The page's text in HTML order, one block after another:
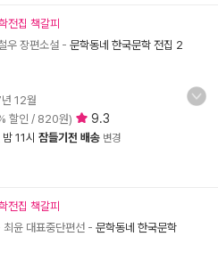
전집 책갈피
우 장편소설 - 문학동네 한국문학 전집 2
12월
할인 / 820원) 9.3
11시 잠들기전 배송 변경
전집 책갈피
최윤 대표중단편선 - 문학동네 한국문학